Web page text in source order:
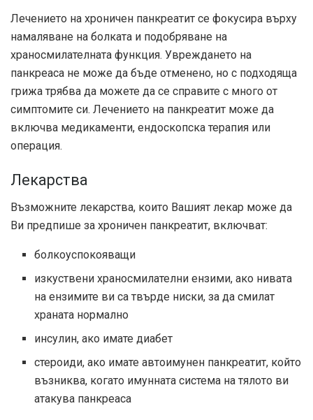
Лечението на хроничен панкреатит се фокусира върху
намаляване на болката и подобряване на
храносмилателната функция. Увреждането на
панкреаса не може да бъде отменено, но с подходяща
грижа трябва да можете да се справите с много от
симптомите си. Лечението на панкреатит може да
включва медикаменти, ендоскопска терапия или
операция.
Лекарства
Възможните лекарства, които Вашият лекар може да
Ви предпише за хроничен панкреатит, включват:
болкоуспокояващи
изкуствени храносмилателни ензими, ако нивата
на ензимите ви са твърде ниски, за да смилат
храната нормално
инсулин, ако имате диабет
стероиди, ако имате автоимунен панкреатит, който
възниква, когато имунната система на тялото ви
атакува панкреаса